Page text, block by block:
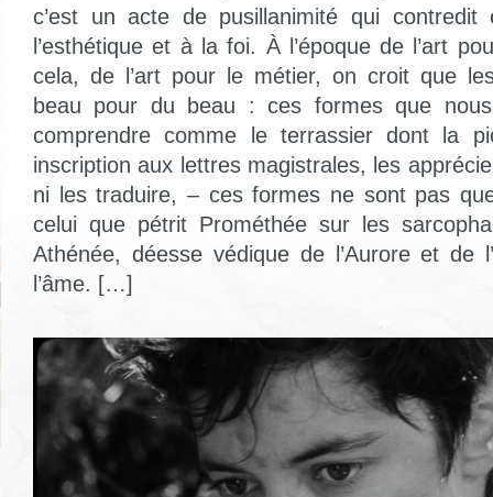
c’est un acte de pusillanimité qui
l’esthétique et à la foi. À l’époque de l’art
cela, de l’art pour le métier, on croit que
beau pour du beau : ces formes que
comprendre comme le terrassier dont la
inscription aux lettres magistrales, les
ni les traduire, – ces formes ne sont pas
celui que pétrit Prométhée sur les
Athénée, déesse védique de l’Aurore et de
l’âme. […]